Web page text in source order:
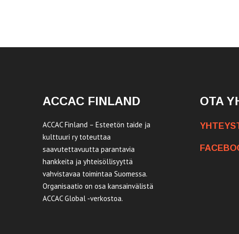
ACCAC FINLAND
ACCAC Finland – Esteetön taide ja
kulttuuri ry toteuttaa
saavutettavuutta parantavia
hankkeita ja yhteisöllisyyttä
vahvistavaa toimintaa Suomessa.
Organisaatio on osa kansainvälistä
ACCAC Global -verkostoa.
OTA